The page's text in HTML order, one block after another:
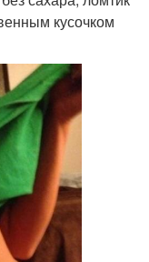
кусочком